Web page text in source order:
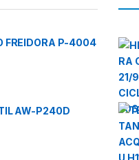
FREIDORA P-4004
AW-P240D